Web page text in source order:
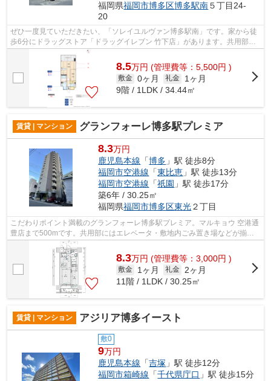
福岡県福岡市博多区博多駅南５丁目24-
20
ぜひ一度見ていただきたい、「ソレイユルヴァン博多駅南」です。家から徒
歩6分にドラッグストア「ドラッグイレブン 竹下店」があります。共用部に
はエレベータ・敷地内ごみ置き場など...
8.5万円 (管理費等：5,500円 )
敷金 0ヶ月 礼金
1ヶ月
9階 / 1LDK / 34.44㎡
賃貸 | マンション グランフォーレ博多駅プレミア
8.3万円
鹿児島本線 「博多 」駅 徒歩8分
福岡市空港線 「東比恵 」駅 徒歩13分
福岡市空港線 「祇園 」駅 徒歩17分
築6年 / 30.25㎡
福岡県福岡市博多区東光２丁目
こだわりポイント満載のグランフォーレ博多駅プレミア。マルキョウ 空港通
豊店まで500mです。共用部にはエレベータ・敷地内ごみ置き場などが揃っ
ており、とても充実しています。13階建...
8.3万円 (管理費等：3,000円 )
敷金 1ヶ月 礼金
2ヶ月
11階 / 1LDK / 30.25㎡
賃貸 | マンション アジリア博多イースト
敷0
9万円
鹿児島本線 「吉塚 」駅 徒歩12分
福岡市箱崎線 「千代県庁口 」駅 徒歩15分